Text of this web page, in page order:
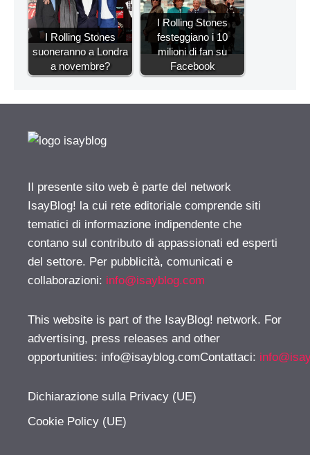
I Rolling Stones
suoneranno a Londra
a novembre?
I Rolling Stones
festeggiano i 10
milioni di fan su
Facebook
Il presente sito web è parte del network
IsayBlog! la cui rete editoriale comprende siti
tematici di informazione indipendente che
contano sul contributo di appassionati ed esperti
del settore. Per pubblicità, comunicati e
collaborazioni: info@isayblog.com
This website is part of the IsayBlog! network. For
advertising, press releases and other
opportunities: info@isayblog.comContattaci:
Dichiarazione sulla Privacy (UE)
Cookie Policy (UE)